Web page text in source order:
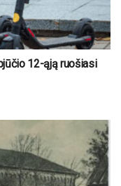
12-ąją ruošiasi